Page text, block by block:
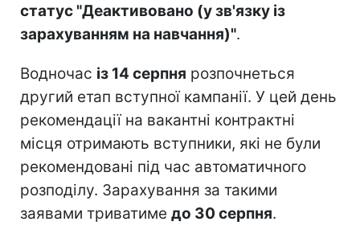
статус "Деактивовано (у зв'язку із
зарахуванням на навчання)".
Водночас із 14 серпня розпочнеться
другий етап вступної кампанії. У цей день
рекомендації на вакантні контрактні
місця отримають вступники, які не були
рекомендовані під час автоматичного
розподілу. Зарахування за такими
заявами триватиме до 30 серпня.